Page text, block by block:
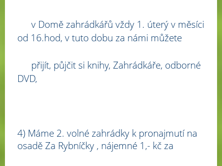
v Domě zahrádkářů vždy 1. úterý v měsíci
od 16.hod, v tuto dobu za námi můžete
přijít, půjčit si knihy, Zahrádkáře, odborné
DVD,
4) Máme 2. volné zahrádky k pronajmutí na
osadě Za Rybníčky , nájemné 1,- kč za